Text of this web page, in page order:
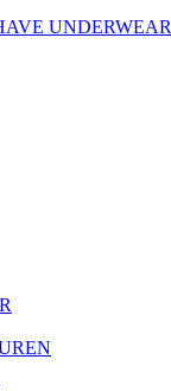
UNDERWEAR